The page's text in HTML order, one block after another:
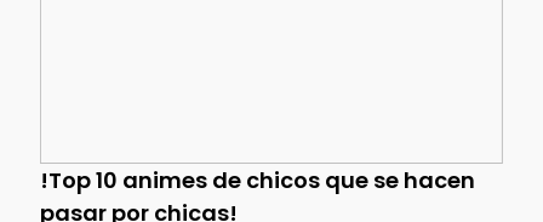
!Top 10 animes de chicos que se hacen
pasar por chicas!